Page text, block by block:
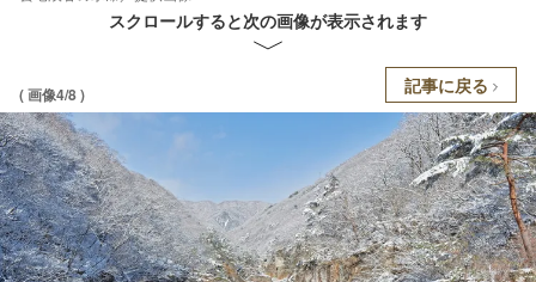
スクロールすると次の画像が表示されます
( 画像4/8 ) 記事に戻る